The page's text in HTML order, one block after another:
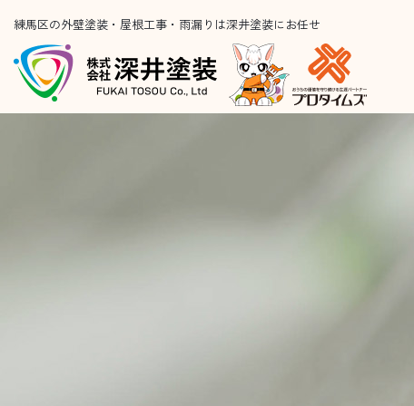
練馬区の外壁塗装・屋根工事・雨漏りは深井塗装にお任せ